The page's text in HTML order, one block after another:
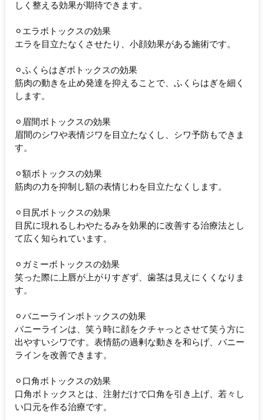
しく整える効果が期待できます。
⚪︎エラボトックスの効果
エラを目立たなくさせたり、小顔効果がある施術です。
⚪︎ふくらはぎボトックスの効果
筋肉の動きを止め発達を抑えることで、ふくらはぎを細く
します。
⚪︎眉間ボトックスの効果
眉間のシワや表情ジワを目立たなくし、シワ予防もできま
す。
⚪︎額ボトックスの効果
筋肉の力を抑制し額の表情じわを目立たなくします。
⚪︎目尻ボトックスの効果
目尻に現れるしわやたるみを効果的に改善する治療法とし
て広く知られています。
⚪︎ガミーボトックスの効果
笑った際に上唇が上がりすぎず、歯茎は見えにくくなりま
す。
⚪︎バニーラインボトックスの効果
バニーラインは、笑う時に顔をクチャっとさせて笑う方に
出やすいシワです。表情筋の過剰な動きを和らげ、バニー
ラインを改善できます。
⚪︎口角ボトックスの効果
口角ボトックスとは、注射だけで口角を引き上げ、若々し
い口元を作る治療です。